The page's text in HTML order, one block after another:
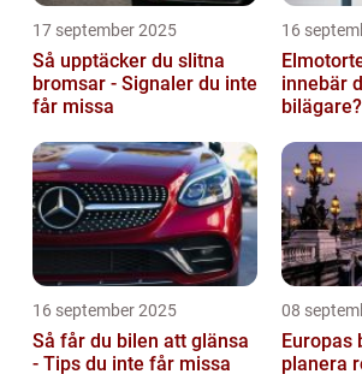
17 september 2025
Så upptäcker du slitna
bromsar - Signaler du inte
får missa
16
innebär
bilägare?
16 september 2025
Så får du bilen att glänsa
- Tips du inte får missa
08
Europas
planera